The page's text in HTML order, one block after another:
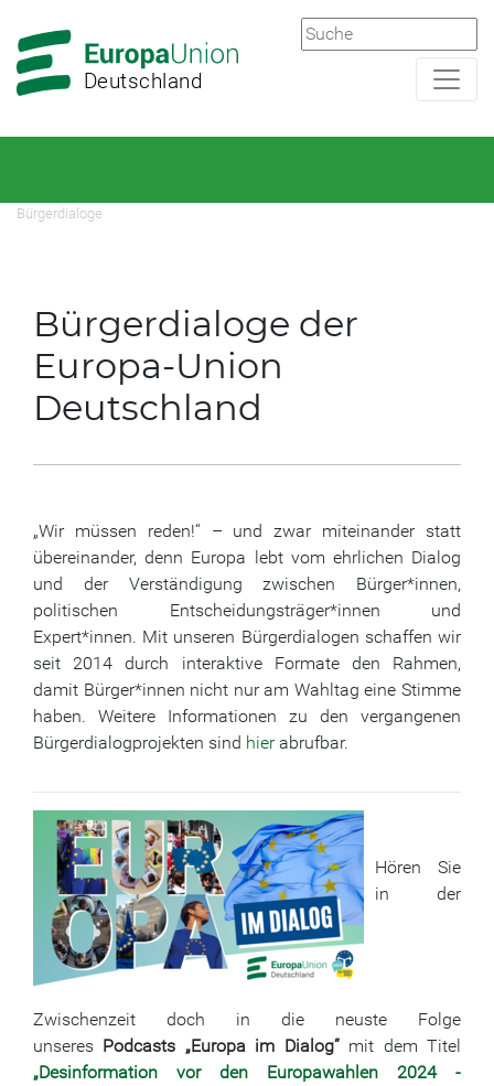
Hauptnavigation
Hauptbereich
Deutschland
Bürgerdialoge
Bürgerdialoge der
Europa-Union
Deutschland
„Wir müssen reden!“ – und zwar miteinander statt
übereinander, denn Europa lebt vom ehrlichen Dialog
und der Verständigung zwischen Bürger*innen,
politischen Entscheidungsträger*innen und
Expert*innen. Mit unseren Bürgerdialogen schaffen wir
seit 2014 durch interaktive Formate den Rahmen,
damit Bürger*innen nicht nur am Wahltag eine Stimme
haben. Weitere Informationen zu den vergangenen
Bürgerdialogprojekten sind hierabrufbar.
Hören Sie
in der
Zwischenzeit doch in die neuste Folge
unseres Podcasts „Europa im Dialog“mit dem Titel
„Desinformation vor den Europawahlen 2024 -